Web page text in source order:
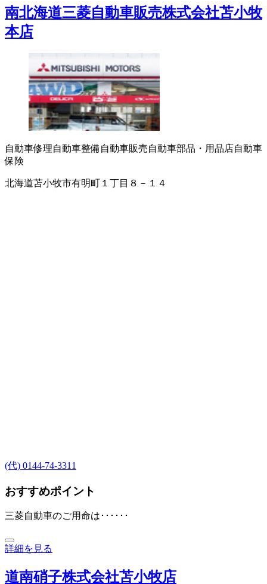
南北海道三菱自動車販売株式会社苫小牧
本店
自動車修理自動車整備自動車販売自動車部品・用品店自動車
保険
北海道苫小牧市有明町１丁目８－１４
(代) 0144-74-3311
おすすめポイント
三菱自動車のご用命は･･････
詳細を見る
道南硝子株式会社苫小牧店